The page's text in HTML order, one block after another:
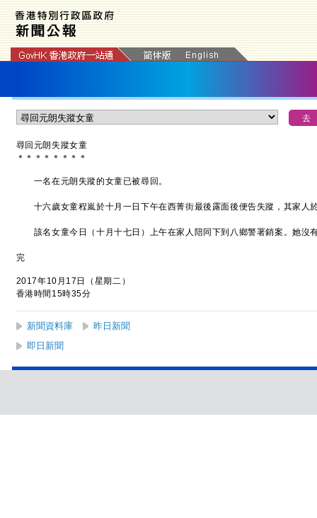
尋回元朗失蹤女童
＊ ＊ ＊ ＊ ＊ ＊ ＊ ＊
一名在元朗失蹤的女童已被尋回。
十六歲女童程嵐於十月一日下午在西菁街最後露面後便告失蹤，其家人
該名女童今日（十月十七日）上午在家人陪同下到八鄉警署銷案。她沒
完
2017年10月17日（星期二）
香港時間15時35分
新聞資料庫
昨日新聞
即日新聞